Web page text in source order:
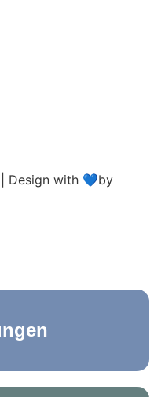
Design with 💙by